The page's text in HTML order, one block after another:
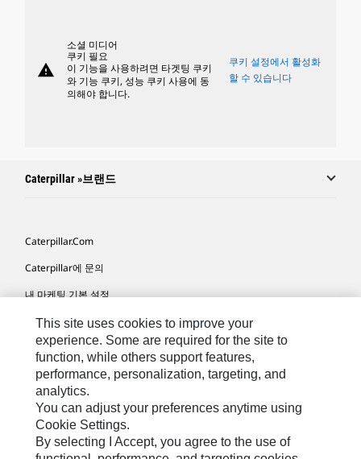
warning
소셜 미디어
쿠키 필요
이 기능을 사용하려면 타겟팅 쿠키
와 기능 쿠키, 성능 쿠키 사용에 동
의해야 합니다.
쿠키 설정에서 활성화
할 수 있습니다
Caterpillar »브랜드
Caterpillar.com
Caterpillar에 문의
내 마케팅 기본 설정
사이트 맵
Cookie Settings
법적 고지
개인정보취급방침
위치정보 이용약관
This site uses cookies to improve your
experience. Some are required for the site to
function, while others support features,
performance, personalization, targeting, and
analytics.
You can adjust your preferences anytime using
Cookie Settings.
By selecting I Accept, you agree to the use of